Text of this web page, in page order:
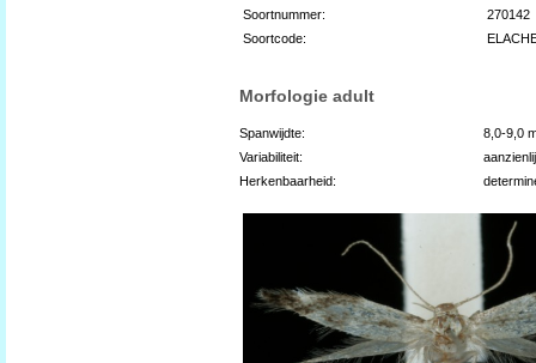
Soortnummer:
270142
Soortcode:
Morfologie adult
Spanwijdte:
8,0-9,0
Variabiliteit:
Herkenbaarheid: